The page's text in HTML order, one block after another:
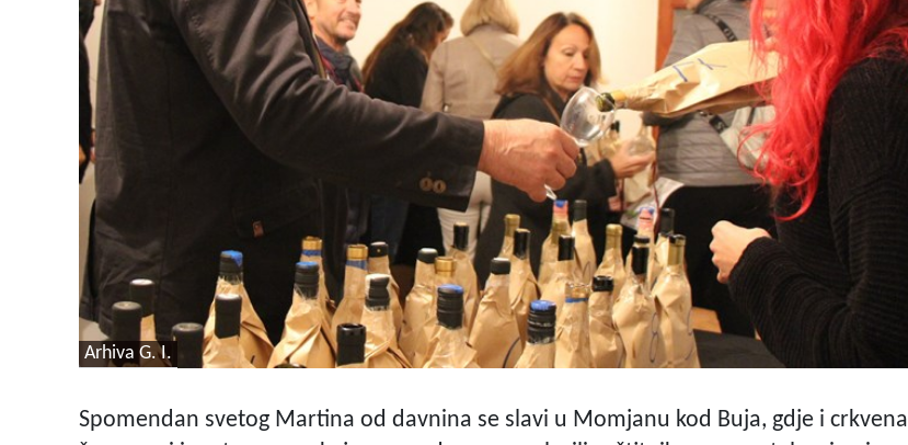
Arhiva G. I.
Spomendan svetog Martina od davnina se slavi u Momjanu kod Buja, gdje i crkvena